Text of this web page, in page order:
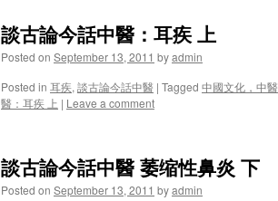
談古論今話中醫：耳疾 上
Posted on September 13, 2011 byadmin
Posted in 耳疾, 談古論今話中醫 | Tagged 中國文化，中醫
醫：耳疾 上 | Leave a comment
談古論今話中醫 萎缩性鼻炎 下
Posted on September 13, 2011 byadmin